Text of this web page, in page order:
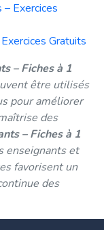
Exercices
Gratuits
– Fiches à 1
être utilisés
pour améliorer
des
– Fiches à 1
enseignants et
favorisent un
des